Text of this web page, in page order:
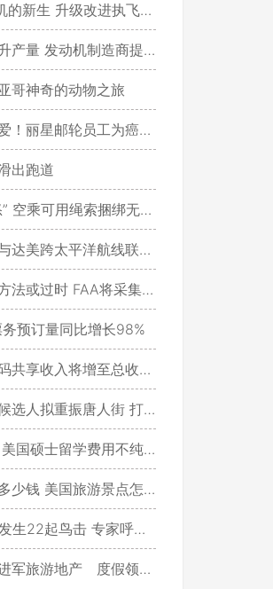
生 升级改进执飞欧洲航线
量 发动机制造商提醒谨慎
哥神奇的动物之旅
星邮轮员工为癌童提早过圣诞
出跑道
乘可用绳索捆绑无礼旅客
美跨太平洋航线联盟获批
过时 FAA将采集机场数据
预订量同比增长98%
享收入将增至总收入25%
拟重振唐人街 打造成旅游名胜
硕士留学费用不纯粹是数字
游景点怎样收费？看了让人羡慕嫉妒恨
起鸟击 专家呼吁绘制鸟图
旅游地产 度假领域新尝试